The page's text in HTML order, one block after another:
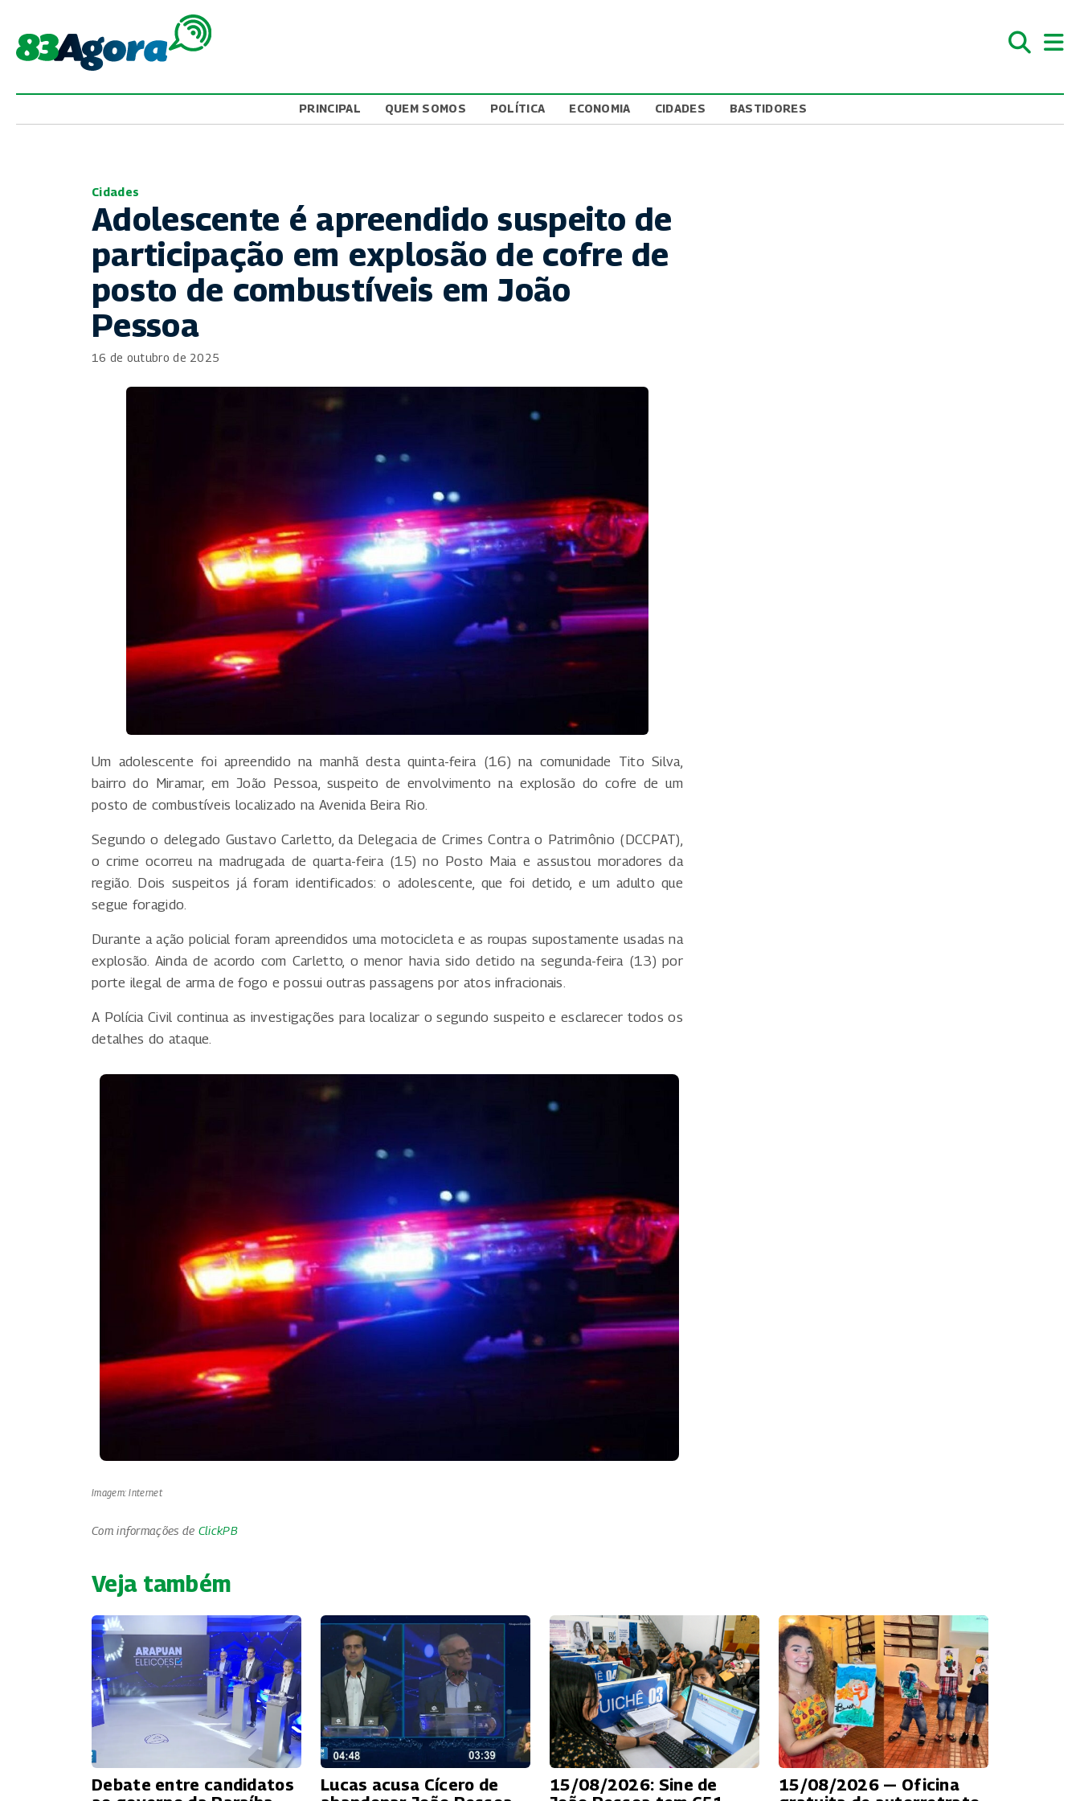
PRINCIPAL QUEM SOMOS POLÍTICA ECONOMIA CIDADES BASTIDORES
Cidades
Adolescente é apreendido suspeito de
participação em explosão de cofre de
posto de combustíveis em João
Pessoa
16 de outubro de 2025
Um adolescente foi apreendido na manhã desta quinta-feira (16) na comunidade Tito Silva,
bairro do Miramar, em João Pessoa, suspeito de envolvimento na explosão do cofre de um
posto de combustíveis localizado na Avenida Beira Rio.
Segundo o delegado Gustavo Carletto, da Delegacia de Crimes Contra o Patrimônio (DCCPAT),
o crime ocorreu na madrugada de quarta-feira (15) no Posto Maia e assustou moradores da
região. Dois suspeitos já foram identificados: o adolescente, que foi detido, e um adulto que
segue foragido.
Durante a ação policial foram apreendidos uma motocicleta e as roupas supostamente usadas na
explosão. Ainda de acordo com Carletto, o menor havia sido detido na segunda-feira (13) por
porte ilegal de arma de fogo e possui outras passagens por atos infracionais.
A Polícia Civil continua as investigações para localizar o segundo suspeito e esclarecer todos os
detalhes do ataque.
Imagem: Internet
Com informações de ClickPB
Veja também
Debate entre candidatos
Lucas acusa Cícero de
15/08/2026: Sine de
15/08/2026 — Oficina